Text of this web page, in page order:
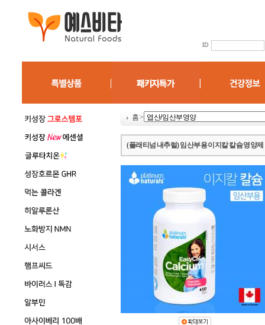
홈>
(플래티넘 내추럴) 임산부용 이지칼 칼슘 영양제